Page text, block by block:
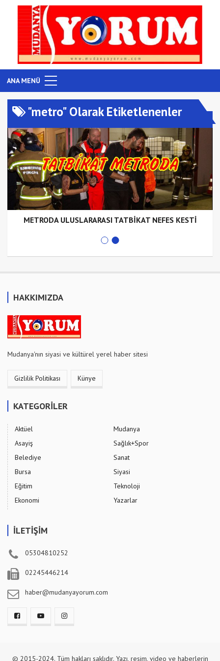
ANA MENÜ
"metro" Olarak Etiketlenenler
METRODA ULUSLARARASI TATBİKAT NEFES KESTİ
HAKKIMIZDA
Mudanya'nın siyasi ve kültürel yerel haber sitesi
Gizlilik Politikası Künye
KATEGORİLER
Aktüel
Asayiş
Belediye
Bursa
Eğitim
Ekonomi
Mudanya
Sağlık+Spor
Sanat
Siyasi
Teknoloji
Yazarlar
İLETİŞİM
05304810252
02245446214
haber@mudanyayorum.com
© 2015-2024. Tüm hakları saklıdır. Yazı, resim, video ve haberlerin